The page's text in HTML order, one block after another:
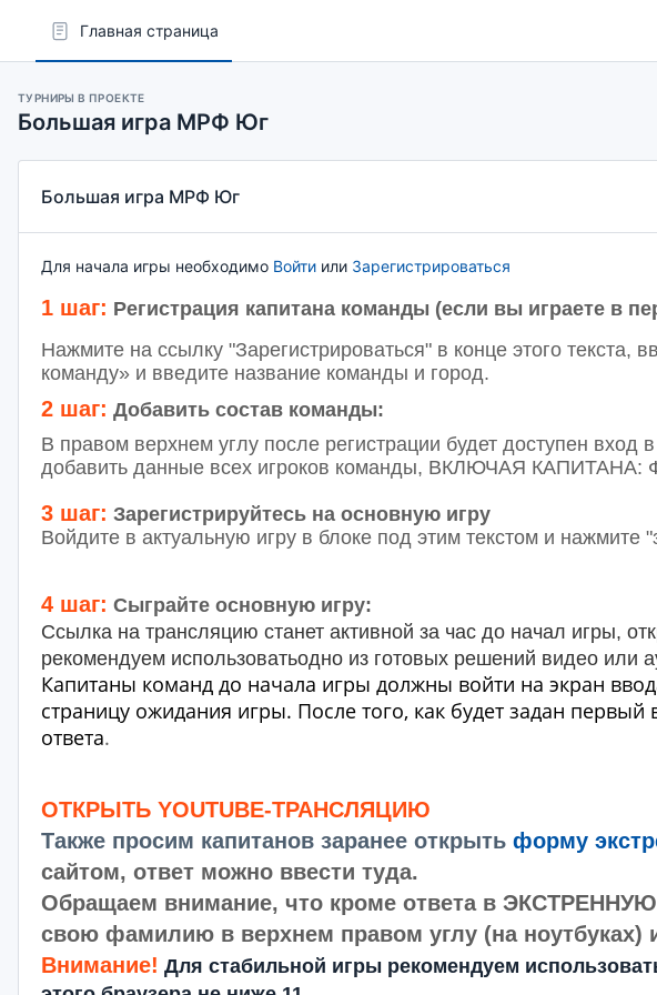
Главная страница
ТУРНИРЫ В ПРОЕКТЕ
Большая игра МРФ Юг
Большая игра МРФ Юг
Для начала игры необходимо Войти или Зарегистрироваться
1 шаг: Регистрация капитана команды (если вы играете в
Нажмите на ссылку "Зарегистрироваться" в конце этого
команду» и введите название команды и город.
2 шаг: Добавить состав команды:
В правом верхнем углу после регистрации будет доступен
добавить данные всех игроков команды, ВКЛЮЧАЯ КАПИТАНА:
3 шаг: Зарегистрируйтесь на основную игру
Войдите в актуальную игру в блоке под этим текстом и нажмите
4 шаг: Сыграйте основную игру:
Ссылка на трансляцию станет активной за час до начал игры,
рекомендуем использоватьодно из готовых решений видео или
Капитаны команд до начала игры должны войти на экран
страницу ожидания игры. После того, как будет задан
ответа.
ОТКРЫТЬ YOUTUBE-ТРАНСЛЯЦИЮ
Также просим капитанов заранее открыть форму
сайтом, ответ можно ввести туда.
Обращаем внимание, что кроме ответа в
свою фамилию в верхнем правом углу (на ноутбуках)
Внимание! Для стабильной игры рекомендуем